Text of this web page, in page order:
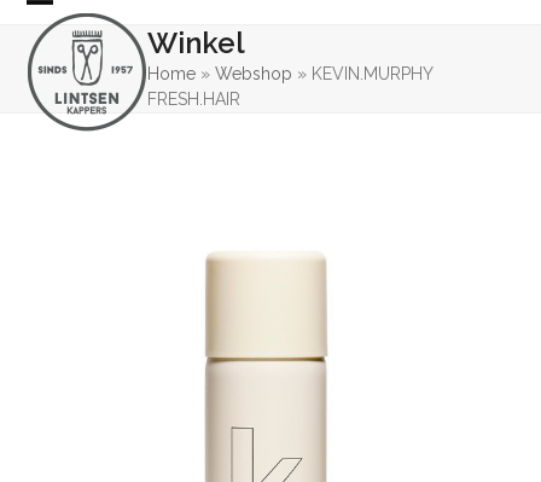
Skip
content
Open
mobile
menu
Close
mobile
menu
Winkel
Home »Webshop » KEVIN.MURPHY
FRESH.HAIR